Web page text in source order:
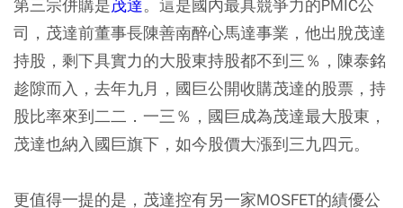
第三宗併購是茂達。這是國內最具競爭力的PMIC公
司，茂達前董事長陳善南醉心馬達事業，他出脫茂達
持股，剩下具實力的大股東持股都不到三％，陳泰銘
趁隙而入，去年九月，國巨公開收購茂達的股票，持
股比率來到二二．一三％，國巨成為茂達最大股東，
茂達也納入國巨旗下，如今股價大漲到三九四元。
更值得一提的是，茂達控有另一家MOSFET的績優公